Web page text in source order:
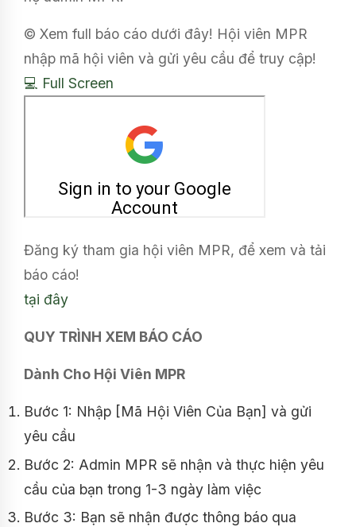
© Xem full báo cáo dưới đây! Hội viên MPR
nhập mã hội viên và gửi yêu cầu để truy cập!
💻 Full Screen
Đăng ký tham gia hội viên MPR, để xem và tải
báo cáo!
tại đây
QUY TRÌNH XEM BÁO CÁO
Dành Cho Hội Viên MPR
Bước 1: Nhập [Mã Hội Viên Của Bạn] và gửi
yêu cầu
Bước 2: Admin MPR sẽ nhận và thực hiện yêu
cầu của bạn trong 1-3 ngày làm việc
Bước 3: Bạn sẽ nhận được thông báo qua